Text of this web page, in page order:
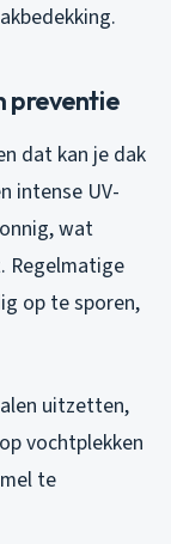
preventie
dat kan je dak
intense UV-
wat
Regelmatige
op te sporen,
uitzetten,
vochtplekken
te